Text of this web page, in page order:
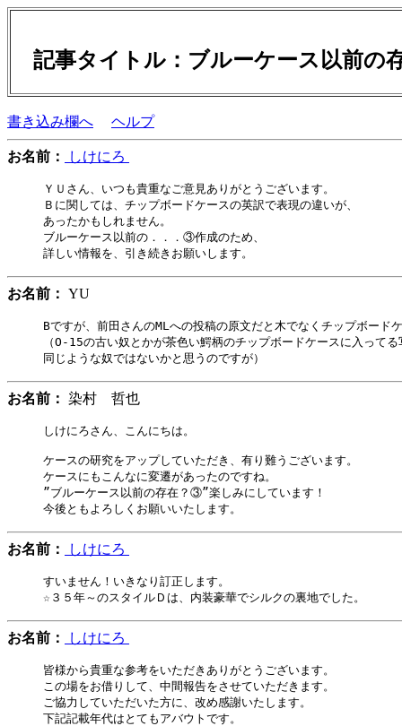
記事タイトル：ブルーケース以前
書き込み欄へ ヘルプ
お名前： しけにろ
ＹＵさん、いつも貴重なご意見ありがとうございます。
Ｂに関しては、チップボードケースの英訳で表現の違いが、
あったかもしれません。
ブルーケース以前の．．．③作成のため、
お名前： YU
Bですが、前田さんのMLへの投稿の原文だと木でなくチップボード
（O-15の古い奴とかが茶色い鰐柄のチップボードケースに入って
お名前： 染村 哲也
しけにろさん、こんにちは。
ケースの研究をアップしていただき、有り難うございます。
ケースにもこんなに変遷があったのですね。
”ブルーケース以前の存在？③”楽しみにしています！
お名前： しけにろ
すいません！いきなり訂正します。
お名前： しけにろ
皆様から貴重な参考をいただきありがとうございます。
この場をお借りして、中間報告をさせていただきます。
ご協力していただいた方に、改め感謝いたします。
下記記載年代はとてもアバウトです。